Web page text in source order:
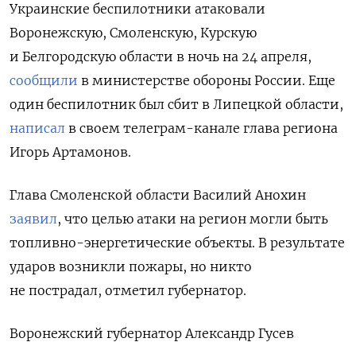
Украинские беспилотники атаковали
Воронежскую, Смоленскую, Курскую
и Белгородскую области в ночь на 24 апреля,
сообщили в министерстве обороны России. Еще
один беспилотник был сбит в Липецкой области,
написал в своем телеграм-канале глава региона
Игорь Артамонов.
Глава Смоленской области Василий Анохин
заявил, что целью атаки на регион могли быть
топливно-энергетические объекты. В результате
ударов возникли пожары, но никто
не пострадал, отметил губернатор.
Воронежский губернатор Александр Гусев